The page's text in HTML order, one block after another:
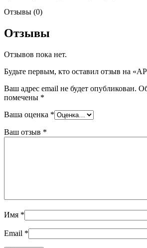
Отзывы (0)
Отзывы
Отзывов пока нет.
Будьте первым, кто оставил отзыв на
Ваш адрес email не будет опубликован.
помечены *
Ваша оценка *
Ваш отзыв *
Имя *
Email *